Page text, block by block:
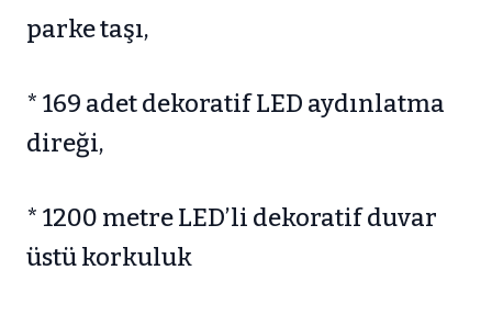
parke taşı,
* 169 adet dekoratif LED aydınlatma
direği,
* 1200 metre LED’li dekoratif duvar
üstü korkuluk